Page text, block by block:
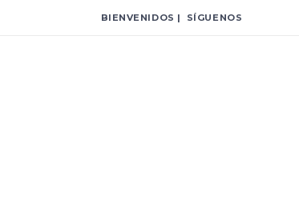
BIENVENIDOS | SÍGUENOS